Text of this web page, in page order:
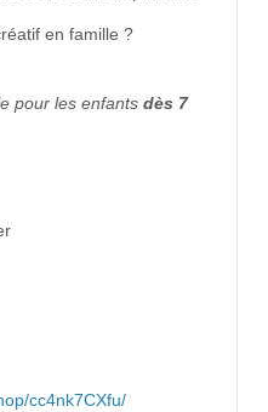
en famille ?
pour les enfants dès 7
cc4nk7CXfu/